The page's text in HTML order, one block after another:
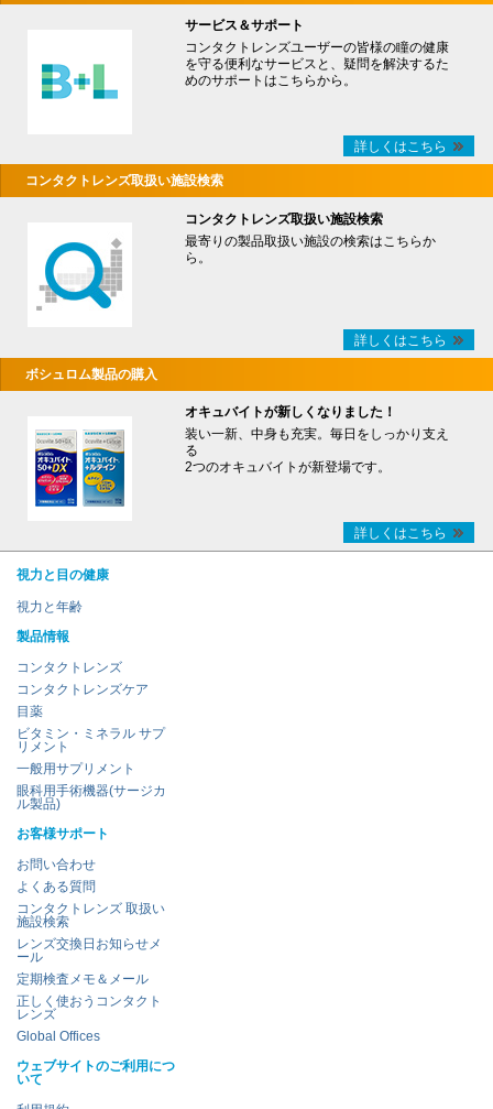
サービス＆サポート
コンタクトレンズユーザーの皆様の瞳の健康
を守る便利なサービスと、疑問を解決するた
めのサポートはこちらから。
詳しくはこちら
コンタクトレンズ取扱い施設検索
コンタクトレンズ取扱い施設検索
最寄りの製品取扱い施設の検索はこちらか
ら。
詳しくはこちら
ボシュロム製品の購入
オキュバイトが新しくなりました！
装い一新、中身も充実。毎日をしっかり支え
る
2つのオキュバイトが新登場です。
詳しくはこちら
視力と目の健康
視力と年齢
製品情報
コンタクトレンズ
コンタクトレンズケア
目薬
ビタミン・ミネラル サプ
リメント
一般用サプリメント
眼科用手術機器(サージカ
ル製品)
お客様サポート
お問い合わせ
よくある質問
コンタクトレンズ 取扱い
施設検索
レンズ交換日お知らせメ
ール
定期検査メモ＆メール
正しく使おうコンタクト
レンズ
Global Offices
ウェブサイトのご利用につ
いて